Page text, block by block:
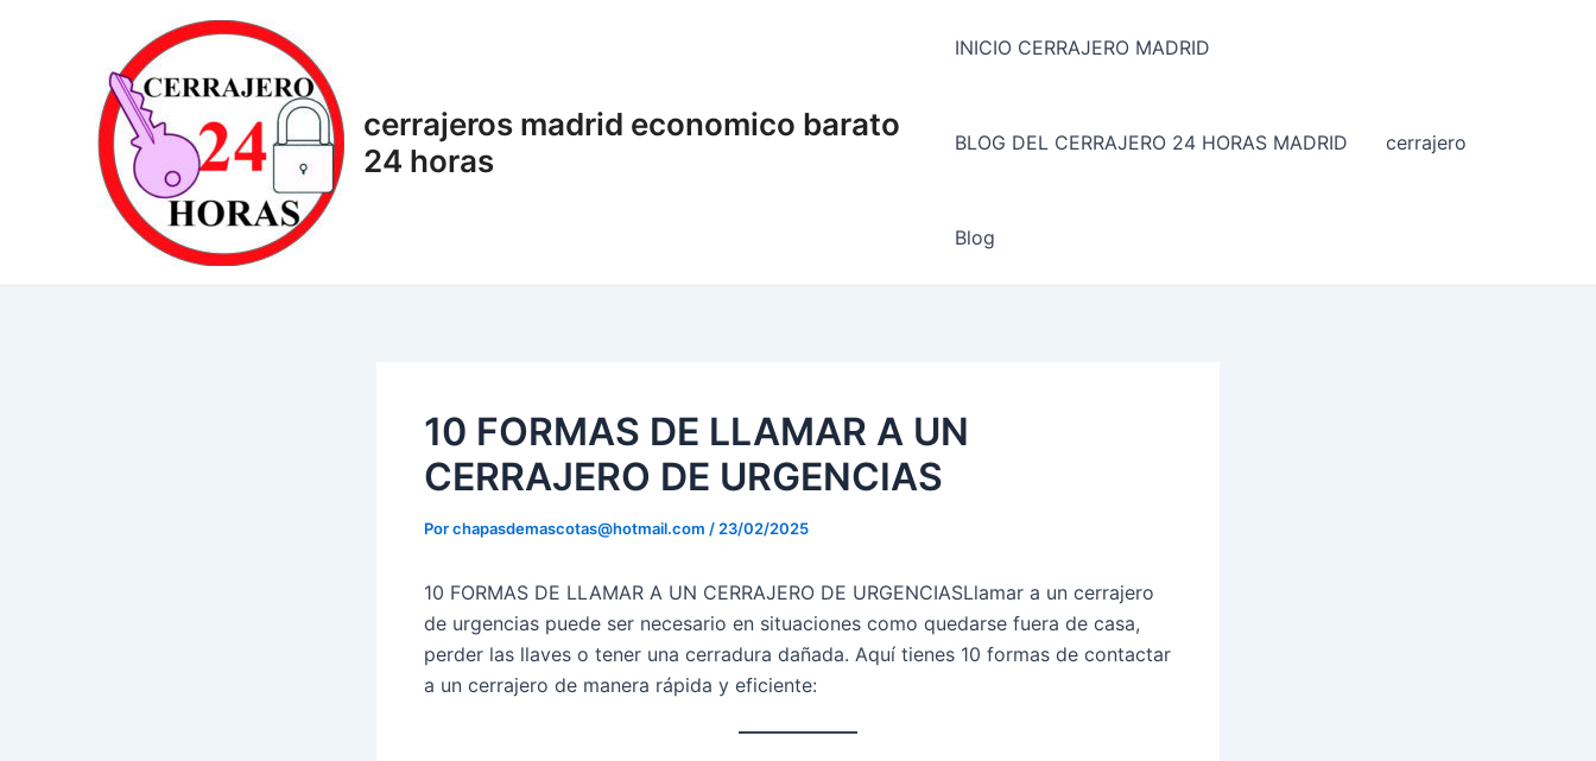
cerrajeros madrid economico barato
24 horas
INICIO CERRAJERO MADRID
BLOG DEL CERRAJERO 24 HORAS MADRID cerrajero
Blog
10 FORMAS DE LLAMAR A UN
CERRAJERO DE URGENCIAS
Porchapasdemascotas@hotmail.com / 23/02/2025
10 FORMAS DE LLAMAR A UN CERRAJERO DE URGENCIASLlamar a un cerrajero
de urgencias puede ser necesario en situaciones como quedarse fuera de casa,
perder las llaves o tener una cerradura dañada. Aquí tienes 10 formas de contactar
a un cerrajero de manera rápida y eficiente: